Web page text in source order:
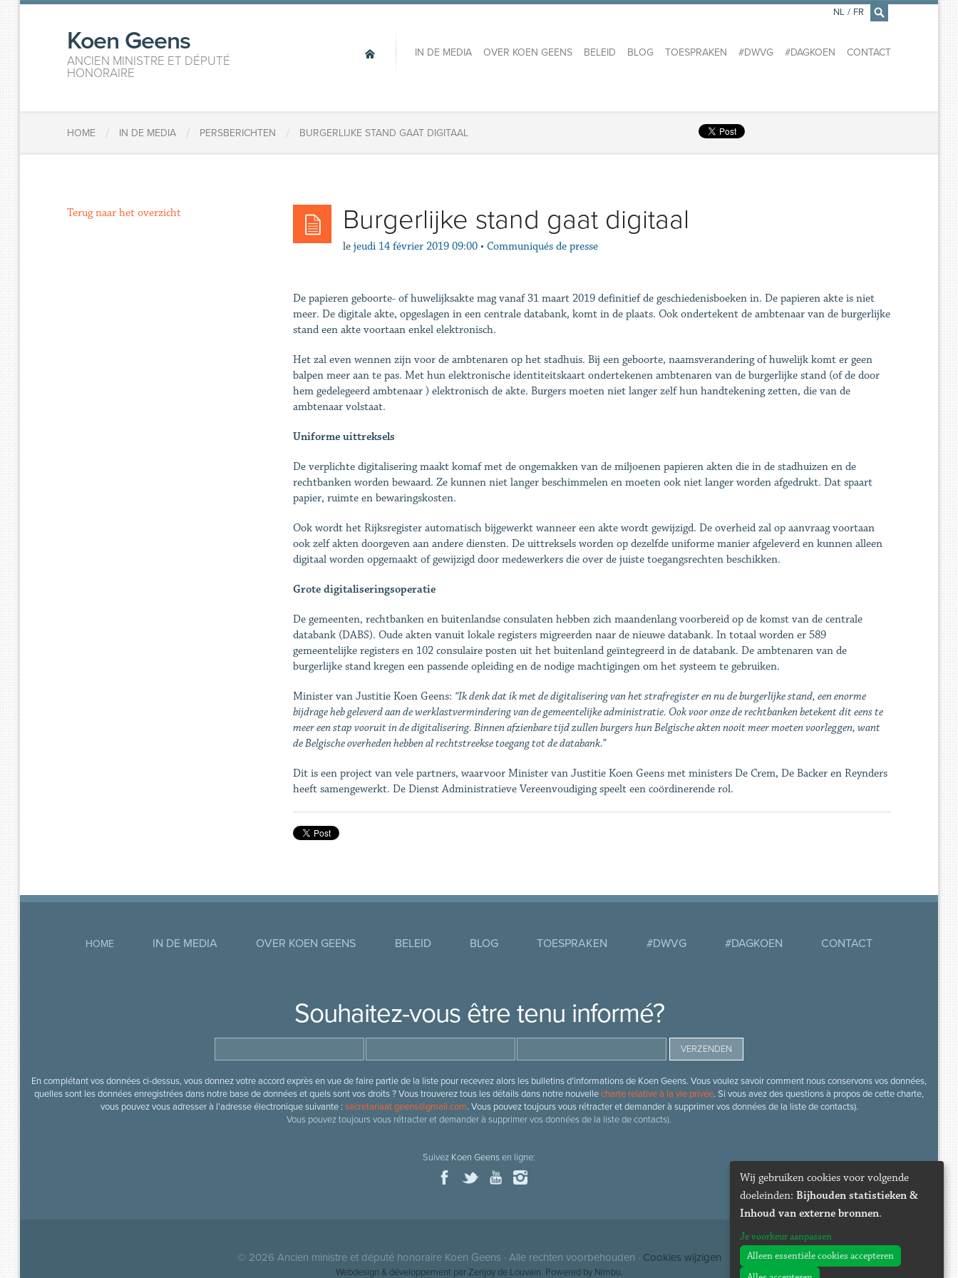
×
Koen Geens
ANCIEN MINISTRE ET DÉPUTÉ
HONORAIRE
IN DE MEDIA OVER KOEN GEENS BELEID BLOG TOESPRAKEN #DWVG #DAGKOEN CONTACT
NL / FR
HOME / IN DE MEDIA / PERSBERICHTEN / BURGERLIJKE STAND GAAT DIGITAAL
Burgerlijke stand gaat digitaal
le jeudi 14 février 2019 09:00 • Communiqués de presse
De papieren geboorte- of huwelijksakte mag vanaf 31 maart 2019 definitief de geschiedenisboeken in. De papieren akte is niet
meer. De digitale akte, opgeslagen in een centrale databank, komt in de plaats. Ook ondertekent de ambtenaar van de burgerlijke
stand een akte voortaan enkel elektronisch.
Het zal even wennen zijn voor de ambtenaren op het stadhuis. Bij een geboorte, naamsverandering of huwelijk komt er geen
balpen meer aan te pas. Met hun elektronische identiteitskaart ondertekenen ambtenaren van de burgerlijke stand (of de door
hem gedelegeerd ambtenaar ) elektronisch de akte. Burgers moeten niet langer zelf hun handtekening zetten, die van de
ambtenaar volstaat.
Uniforme uittreksels
De verplichte digitalisering maakt komaf met de ongemakken van de miljoenen papieren akten die in de stadhuizen en de
rechtbanken worden bewaard. Ze kunnen niet langer beschimmelen en moeten ook niet langer worden afgedrukt. Dat spaart
papier, ruimte en bewaringskosten.
Ook wordt het Rijksregister automatisch bijgewerkt wanneer een akte wordt gewijzigd. De overheid zal op aanvraag voortaan
ook zelf akten doorgeven aan andere diensten. De uittreksels worden op dezelfde uniforme manier afgeleverd en kunnen alleen
digitaal worden opgemaakt of gewijzigd door medewerkers die over de juiste toegangsrechten beschikken.
Grote digitaliseringsoperatie
De gemeenten, rechtbanken en buitenlandse consulaten hebben zich maandenlang voorbereid op de komst van de centrale
databank (DABS). Oude akten vanuit lokale registers migreerden naar de nieuwe databank. In totaal worden er 589
gemeentelijke registers en 102 consulaire posten uit het buitenland geïntegreerd in de databank. De ambtenaren van de
burgerlijke stand kregen een passende opleiding en de nodige machtigingen om het systeem te gebruiken.
Minister van Justitie Koen Geens: “Ik denk dat ik met de digitalisering van het strafregister en nu de burgerlijke stand, een enorme
bijdrage heb geleverd aan de werklastvermindering van de gemeentelijke administratie. Ook voor onze de rechtbanken betekent dit eens te
meer een stap vooruit in de digitalisering. Binnen afzienbare tijd zullen burgers hun Belgische akten nooit meer moeten voorleggen, want
de Belgische overheden hebben al rechtstreekse toegang tot de databank.”
Dit is een project van vele partners, waarvoor Minister van Justitie Koen Geens met ministers De Crem, De Backer en Reynders
heeft samengewerkt. De Dienst Administratieve Vereenvoudiging speelt een coördinerende rol.
Terug naar het overzicht
HOME IN DE MEDIA OVER KOEN GEENS BELEID BLOG TOESPRAKEN #DWVG #DAGKOEN CONTACT
Souhaitez-vous être tenu informé?
En complétant vos données ci-dessus, vous donnez votre accord exprès en vue de faire partie de la liste pour recevrez alors les bulletins d’informations de Koen Geens. Vous voulez savoir comment nous conservons vos données,
quelles sont les données enregistrées dans notre base de données et quels sont vos droits ? Vous trouverez tous les détails dans notre nouvellecharte relative à la vie privée. Si vous avez des questions à propos de cette charte,
vous pouvez vous adresser à l’adresse électronique suivante : secretariaat.geens@gmail.com. Vous pouvez toujours vous rétracter et demander à supprimer vos données de la liste de contacts).
Vous pouvez toujours vous rétracter et demander à supprimer vos données de la liste de contacts).
Suivez Koen Geensen ligne:
© 2026 Ancien ministre et député honoraire Koen Geens · Alle rechten voorbehouden · Cookies wijzigen
Webdesign & développement par Zenjoy de Louvain. Powered by Nimbu.
Wij gebruiken cookies voor volgende
doeleinden: Bijhouden statistieken &
Inhoud van externe bronnen.
Je voorkeur aanpassen
Alleen essentiële cookies accepteren